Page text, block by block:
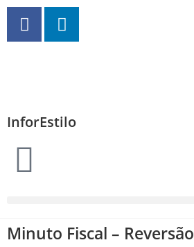
InforEstilo
Minuto Fiscal –